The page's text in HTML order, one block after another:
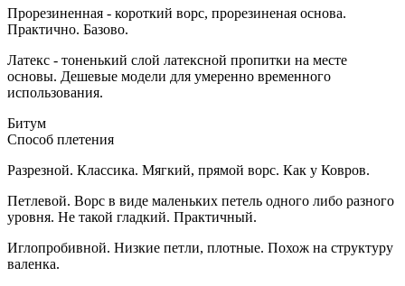
Прорезиненная - короткий ворс, прорезиненая основа.
Практично. Базово.
Латекс - тоненький слой латексной пропитки на месте
основы. Дешевые модели для умеренно временного
использования.
Битум
Способ плетения
Разрезной. Классика. Мягкий, прямой ворс. Как у Ковров.
Петлевой. Ворс в виде маленьких петель одного либо разного
уровня. Не такой гладкий. Практичный.
Иглопробивной. Низкие петли, плотные. Похож на структуру
валенка.